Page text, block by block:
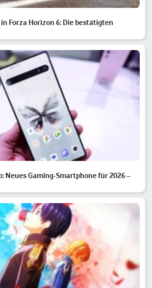
Forza Horizon 6: Die bestätigten
Neues Gaming-Smartphone für 2026 –